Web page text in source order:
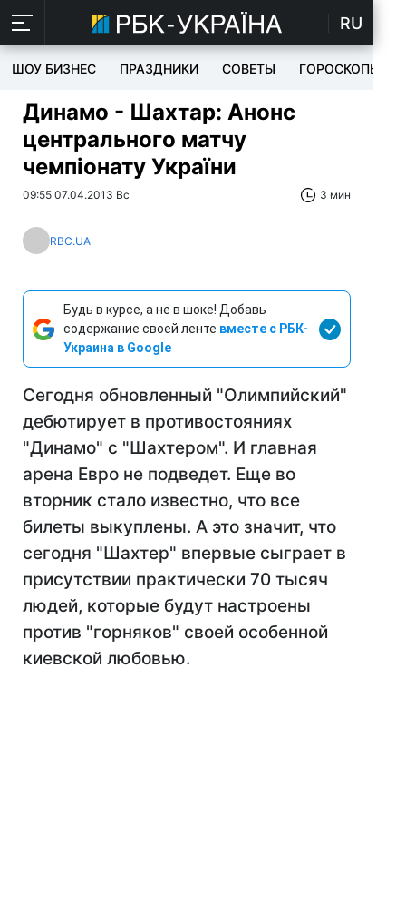
RU
ШОУ БИЗНЕС ПРАЗДНИКИ СОВЕТЫ ГОРОСКОПЫ
Динамо - Шахтар: Анонс
центрального матчу
чемпіонату України
09:55 07.04.2013 Вс 3 мин
RBC.UA
Будь в курсе, а не в шоке! Добавь
содержание своей ленте вместе с РБК-
Украина в Google
Сегодня обновленный "Олимпийский"
дебютирует в противостояниях
"Динамо" с "Шахтером". И главная
арена Евро не подведет. Еще во
вторник стало известно, что все
билеты выкуплены. А это значит, что
сегодня "Шахтер" впервые сыграет в
присутствии практически 70 тысяч
людей, которые будут настроены
против "горняков" своей особенной
киевской любовью.